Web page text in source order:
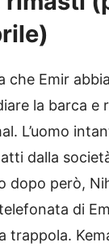
che Emir
la barca e
L’uomo
dalla
dopo però,
di
trappola.